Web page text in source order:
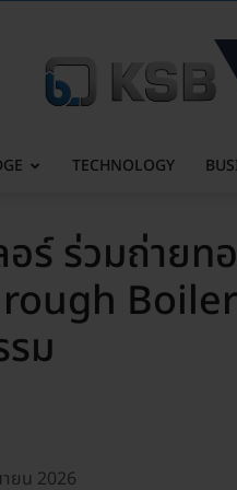
TECHNOLOGY
ร์ ร่วมถ่ายท
ม
ยน 2026